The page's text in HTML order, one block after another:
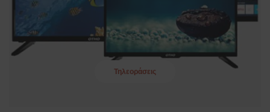
Τηλεοράσεις